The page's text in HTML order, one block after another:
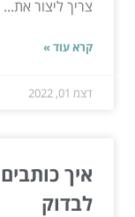
צריך ליצור את...
קרא עוד »
דצמ 01, 2022
איך
לבדוק